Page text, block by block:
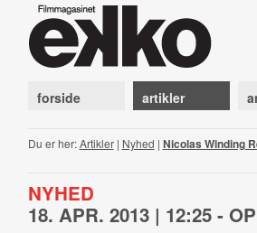
forside artikler
Du er her:Artikler| Nyhed | Nicolas Winding
NYHED
18. APR. 2013 | 12:25 -